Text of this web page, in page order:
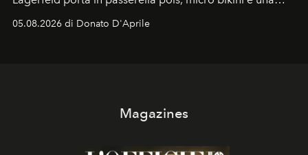
logomania pensata per la spiaggia
Kate, Claudia e Carla una dietro l'altra. Trent'anni dopo,
05.08.2026 di Donato D'Aprile
Magazines